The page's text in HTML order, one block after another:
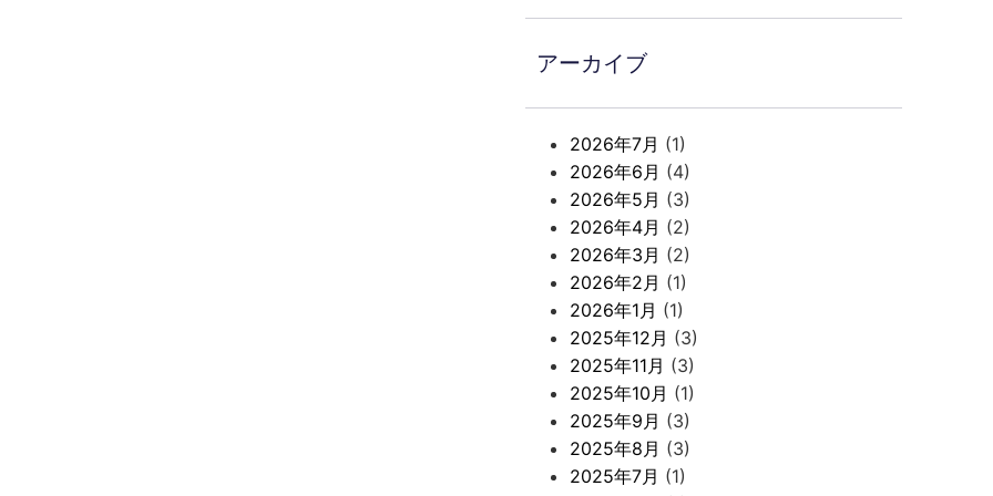
アーカイブ
2026年7月 (1)
2026年6月 (4)
2026年5月 (3)
2026年4月 (2)
2026年3月 (2)
2026年2月 (1)
2026年1月 (1)
2025年12月 (3)
2025年11月 (3)
2025年10月 (1)
2025年9月 (3)
2025年8月 (3)
2025年7月 (1)